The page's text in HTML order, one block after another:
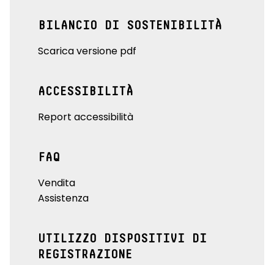
BILANCIO DI SOSTENIBILITÀ
Scarica versione pdf
ACCESSIBILITÀ
Report accessibilità
FAQ
Vendita
Assistenza
UTILIZZO DISPOSITIVI DI
REGISTRAZIONE